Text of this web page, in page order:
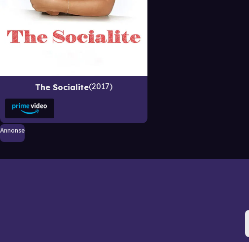
The Socialite 2017
Annonse